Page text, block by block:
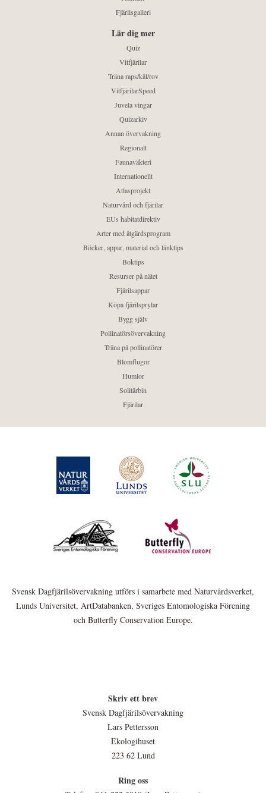
Fjärilsgalleri
Lär dig mer
Quiz
Vitfjärilar
Träna raps/kål/rov
VitfjärilarSpeed
Juvela vingar
Quizarkiv
Annan övervakning
Regionalt
Faunaväkteri
Internationellt
Atlasprojekt
Naturvård och fjärilar
EUs habitatdirektiv
Arter med åtgärdsprogram
Böcker, appar, material och länktips
Boktips
Resurser på nätet
Fjärilsappar
Köpa fjärilsprylar
Bygg själv
Pollinatörsövervakning
Träna på pollinatörer
Blomflugor
Humlor
Solitärbin
Fjärilar
Svensk Dagfjärilsövervakning utförs i samarbete med Naturvårdsverket,
Lunds Universitet, ArtDatabanken, Sveriges Entomologiska Förening
och Butterfly Conservation Europe.
Skriv ett brev
Svensk Dagfjärilsövervakning
Lars Pettersson
Ekologihuset
223 62 Lund
Ring oss